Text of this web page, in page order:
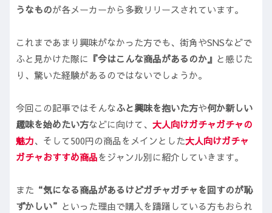
うなものが各メーカーから多数リリースされています。
これまであまり興味がなかった方でも、街角やSNSなどで
ふと見かけた際に 『今はこんな商品があるのか』 と感じた
り、驚いた経験があるのではないでしょうか。
今回この記事ではそんなふと興味を抱いた方や何か新しい
趣味を始めたい方などに向けて、 大人向けガチャガチャの
魅力、そして500円の商品をメインとした大人向けガチャ
ガチャおすすめ商品をジャンル別に紹介していきます。
また “気になる商品があるけどガチャガチャを回すのが恥
ずかしい” といった理由で購入を躊躇している方もおられ